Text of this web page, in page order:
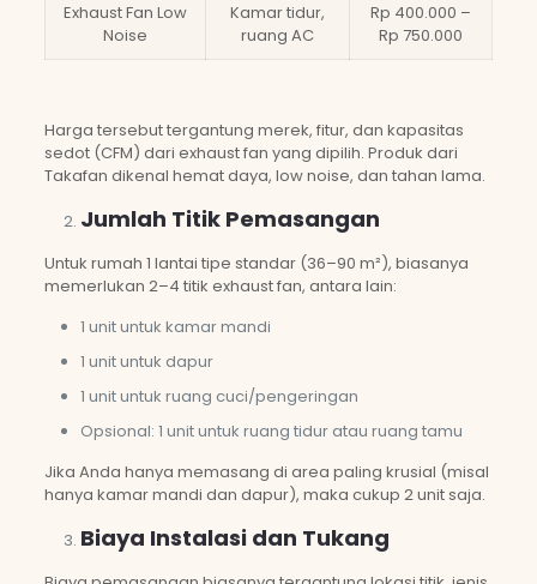
Exhaust Fan Low
Noise
Kamar tidur,
ruang AC
Rp 400.000 –
Rp 750.000
Harga tersebut tergantung merek, fitur, dan kapasitas
sedot (CFM) dari exhaust fan yang dipilih. Produk dari
Takafan dikenal hemat daya, low noise, dan tahan lama.
Jumlah Titik Pemasangan
Untuk rumah 1 lantai tipe standar (36–90 m²), biasanya
memerlukan 2–4 titik exhaust fan, antara lain:
1 unit untuk kamar mandi
1 unit untuk dapur
1 unit untuk ruang cuci/pengeringan
Opsional: 1 unit untuk ruang tidur atau ruang tamu
Jika Anda hanya memasang di area paling krusial (misal
hanya kamar mandi dan dapur), maka cukup 2 unit saja.
Biaya Instalasi dan Tukang